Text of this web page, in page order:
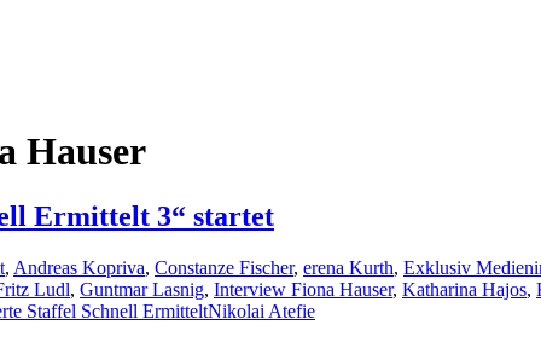
Hauser
Ermittelt 3“ startet
, Andreas Kopriva, Constanze Fischer, erena Kurth, Exklusiv
Ludl, Guntmar Lasnig, Interview Fiona Hauser, Katharina Hajos,
Staffel Schnell ErmitteltNikolai Atefie